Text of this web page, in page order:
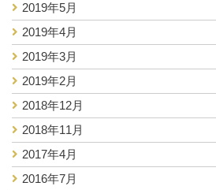
2019年5月
2019年4月
2019年3月
2019年2月
2018年12月
2018年11月
2017年4月
2016年7月